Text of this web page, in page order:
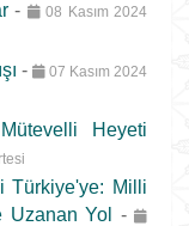
-
08 Kasım 2024
-
07 Kasım 2024
Heyeti
Türkiye'ye: Milli
Uzanan Yol -